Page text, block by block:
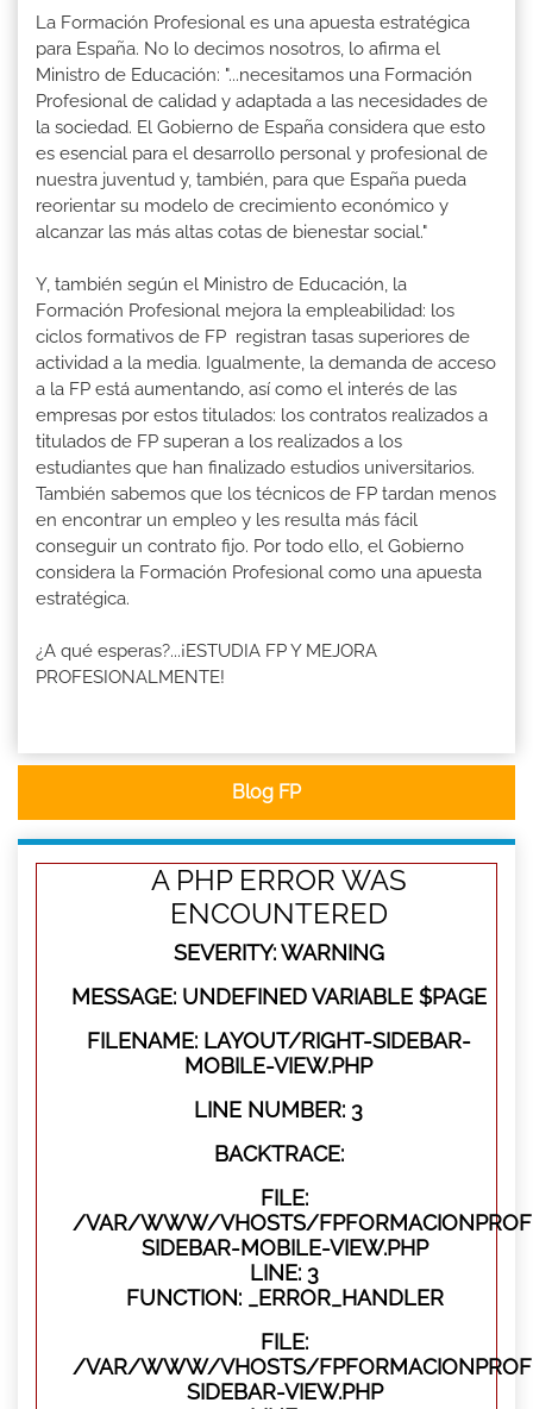
La Formación Profesional es una apuesta estratégica
para España. No lo decimos nosotros, lo afirma el
Ministro de Educación: "...necesitamos una Formación
Profesional de calidad y adaptada a las necesidades de
la sociedad. El Gobierno de España considera que esto
es esencial para el desarrollo personal y profesional de
nuestra juventud y, también, para que España pueda
reorientar su modelo de crecimiento económico y
alcanzar las más altas cotas de bienestar social."
Y, también según el Ministro de Educación, la
Formación Profesional mejora la empleabilidad: los
ciclos formativos de FP registran tasas superiores de
actividad a la media. Igualmente, la demanda de acceso
a la FP está aumentando, así como el interés de las
empresas por estos titulados: los contratos realizados a
titulados de FP superan a los realizados a los
estudiantes que han finalizado estudios universitarios.
También sabemos que los técnicos de FP tardan menos
en encontrar un empleo y les resulta más fácil
conseguir un contrato fijo. Por todo ello, el Gobierno
considera la Formación Profesional como una apuesta
estratégica.
¿A qué esperas?...¡ESTUDIA FP Y MEJORA
PROFESIONALMENTE!
Blog FP
A PHP ERROR WAS
ENCOUNTERED
SEVERITY: WARNING
MESSAGE: UNDEFINED VARIABLE $PAGE
FILENAME: LAYOUT/RIGHT-SIDEBAR-
MOBILE-VIEW.PHP
LINE NUMBER: 3
BACKTRACE:
FILE:
/VAR/WWW/VHOSTS/
SIDEBAR-MOBILE-VIEW.PHP
LINE: 3
FUNCTION: _ERROR_HANDLER
FILE:
/VAR/WWW/VHOSTS/
SIDEBAR-VIEW.PHP